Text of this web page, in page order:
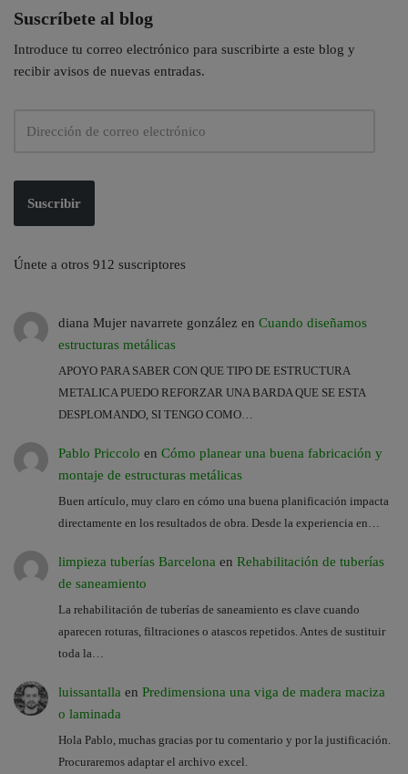
Suscríbete al blog
Introduce tu correo electrónico para suscribirte a este blog y
recibir avisos de nuevas entradas.
Suscribir
Únete a otros 912 suscriptores
diana Mujer navarrete gonzález en Cuando diseñamos
estructuras metálicas
APOYO PARA SABER CON QUE TIPO DE ESTRUCTURA
METALICA PUEDO REFORZAR UNA BARDA QUE SE ESTA
DESPLOMANDO, SI TENGO COMO…
Pablo Priccolo en Cómo planear una buena fabricación y
montaje de estructuras metálicas
Buen artículo, muy claro en cómo una buena planificación impacta
directamente en los resultados de obra. Desde la experiencia en…
limpieza tuberías Barcelona en Rehabilitación de tuberías
de saneamiento
La rehabilitación de tuberías de saneamiento es clave cuando
aparecen roturas, filtraciones o atascos repetidos. Antes de sustituir
toda la…
luissantalla en Predimensiona una viga de madera maciza
o laminada
Hola Pablo, muchas gracias por tu comentario y por la justificación.
Procuraremos adaptar el archivo excel.